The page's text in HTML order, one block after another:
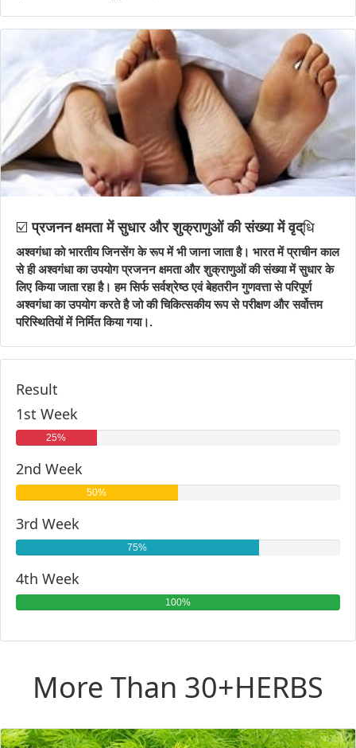
☑️प्रजनन क्षमता में सुधार और शुक्राणुओं की संख्या में वृद्धि
अश्वगंधा को भारतीय जिनसेंग के रूप में भी जाना जाता है। भारत में प्राचीन काल
से ही अश्वगंधा का उपयोग प्रजनन क्षमता और शुक्राणुओं की संख्या में सुधार के
लिए किया जाता रहा है। हम सिर्फ सर्वश्रेष्ठ एवं बेहतरीन गुणवत्ता से परिपूर्ण
अश्वगंधा का उपयोग करते है जो की चिकित्सकीय रूप से परीक्षण और सर्वोत्तम
परिस्थितियों में निर्मित किया गया।.
Result
1st Week
25%
2nd Week
50%
3rd Week
75%
4th Week
100%
More Than 30+HERBS